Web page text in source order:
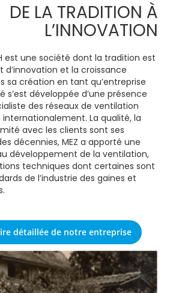
DE LA TRADITION À
L’INNOVATION
est une société dont la tradition est
d’innovation et la croissance
sa création en tant qu’entreprise
s’est développée d’une présence
des réseaux de ventilation
La qualité, la
avec les clients sont ses
décennies, MEZ a apporté une
développement de la ventilation,
techniques dont certaines sont
de l’industrie des gaines et
détaillée de notre entreprise